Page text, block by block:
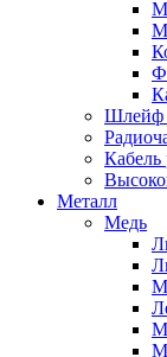
Шлейф
Кабель
Металл
Медь